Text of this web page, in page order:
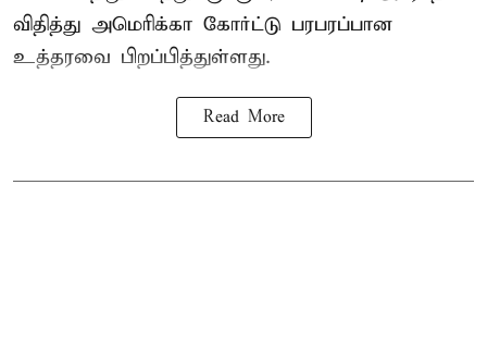
விதித்து அமெரிக்கா கோர்ட்டு பரபரப்பான
உத்தரவை பிறப்பித்துள்ளது.
Read More